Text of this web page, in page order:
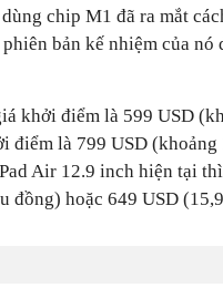
chip M1 đã ra mắt
bản kế nhiệm của nó
khởi điểm là 599 USD
điểm là 799 USD
Air 12.9 inch hiện tại
đồng) hoặc 649 USD